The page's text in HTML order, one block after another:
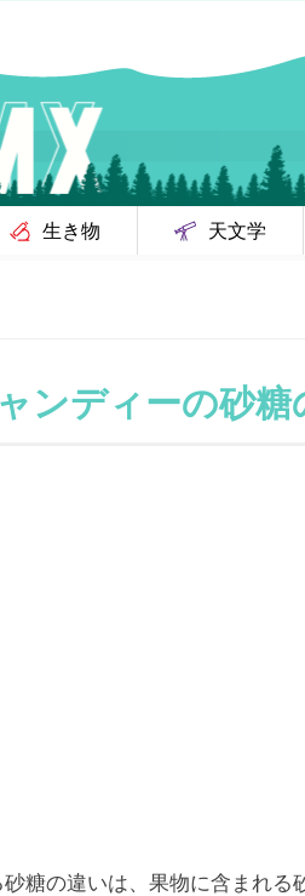
生き物 天文学
ンディーの砂
糖の違いは、果物に含まれる